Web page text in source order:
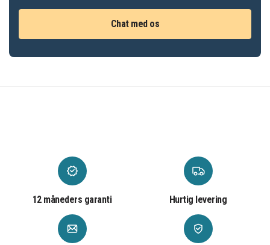
Chat med os
12 måneders garanti Hurtig levering